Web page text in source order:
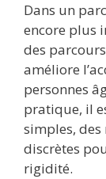
Dans un
encore plus
des
améliore
personnes
pratique, il
simples, des
discrètes
rigidité.